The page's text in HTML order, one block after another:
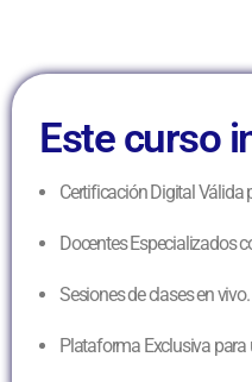
Este curso
Certificación Digital Válida
Docentes Especializados
Sesiones de clases en
Plataforma Exclusiva para